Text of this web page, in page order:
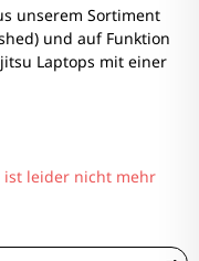
unserem Sortiment
und auf Funktion
Laptops mit einer
leider nicht mehr